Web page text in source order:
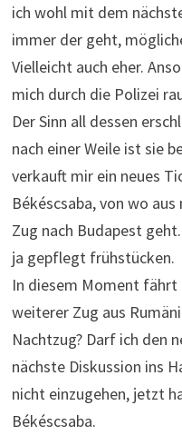
ich wohl mit dem
immer der geht,
Vielleicht auch eher.
mich durch die Polizei
Der Sinn all dessen
nach einer Weile ist sie
verkauft mir ein neues
Békéscsaba, von wo
Zug nach Budapest
ja gepflegt frühstücken.
In diesem Moment fährt
weiterer Zug aus
Nachtzug? Darf ich den
nächste Diskussion ins
nicht einzugehen, jetzt
Békéscsaba.